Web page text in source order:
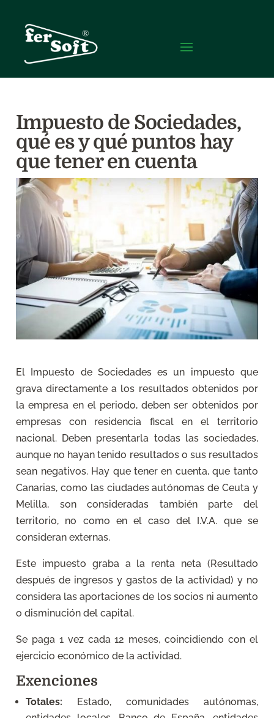
Impuesto de Sociedades,
qué es y qué puntos hay
que tener en cuenta
El Impuesto de Sociedades es un impuesto que
grava directamente a los resultados obtenidos por
la empresa en el periodo, deben ser obtenidos por
empresas con residencia fiscal en el territorio
nacional. Deben presentarla todas las sociedades,
aunque no hayan tenido resultados o sus resultados
sean negativos. Hay que tener en cuenta, que tanto
Canarias, como las ciudades autónomas de Ceuta y
Melilla, son consideradas también parte del
territorio, no como en el caso del I.V.A. que se
consideran externas.
Este impuesto graba a la renta neta (Resultado
después de ingresos y gastos de la actividad) y no
considera las aportaciones de los socios ni aumento
o disminución del capital.
Se paga 1 vez cada 12 meses, coincidiendo con el
ejercicio económico de la actividad.
Exenciones
Totales:
Estado, comunidades autónomas,